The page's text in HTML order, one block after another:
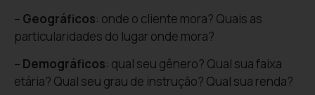
– Geográficos: onde o cliente mora? Quais as
particularidades do lugar onde mora?
– Demográficos: qual seu gênero? Qual sua faixa
etária? Qual seu grau de instrução? Qual sua renda?